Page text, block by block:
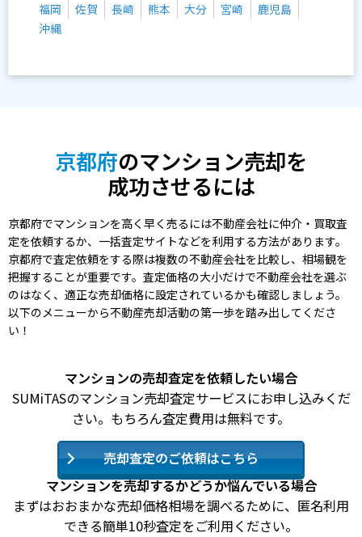
福岡 佐賀 長崎 熊本 大分 宮崎
鹿児島
沖縄
京都府のマンション売却を
成功させるには
京都府でマンションを高く早く売るには不動産会社に仲介・買取査
定を依頼するか、一括査定サイトなどを利用する方法があります。
京都府で査定依頼をする際は複数の不動産会社を比較し、相場観を
把握することが重要です。査定価格の大小だけで不動産会社を選ぶ
のはなく、適正な売却価格に設定されているかも確認しましょう。
以下のメニューから不動産売却活動の第一歩を踏み出してくださ
い！
マンションの売却査定を依頼したい場合
SUMiTASのマンション売却査定サービスにお申し込みくだ
さい。もちろん査定費用は無料です。
売却査定のご依頼はこちら
マンションを売却するかどうか悩んでいる場合
まずはおおまかな売却価格相場を調べるために、匿名利用
できる簡単10秒査定をご利用ください。